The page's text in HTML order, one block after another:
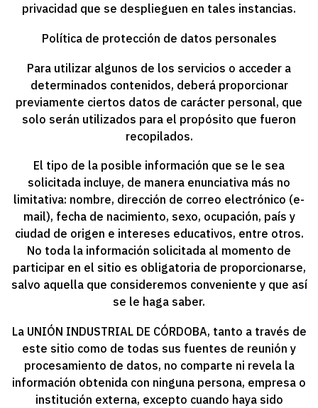
privacidad que se desplieguen en tales instancias.
Política de protección de datos personales
Para utilizar algunos de los servicios o acceder a
determinados contenidos, deberá proporcionar
previamente ciertos datos de carácter personal, que
solo serán utilizados para el propósito que fueron
recopilados.
El tipo de la posible información que se le sea
solicitada incluye, de manera enunciativa más no
limitativa: nombre, dirección de correo electrónico (e-
mail), fecha de nacimiento, sexo, ocupación, país y
ciudad de origen e intereses educativos, entre otros.
No toda la información solicitada al momento de
participar en el sitio es obligatoria de proporcionarse,
salvo aquella que consideremos conveniente y que así
se le haga saber.
La UNIÓN INDUSTRIAL DE CÓRDOBA, tanto a través de
este sitio como de todas sus fuentes de reunión y
procesamiento de datos, no comparte ni revela la
información obtenida con ninguna persona, empresa o
institución externa, excepto cuando haya sido